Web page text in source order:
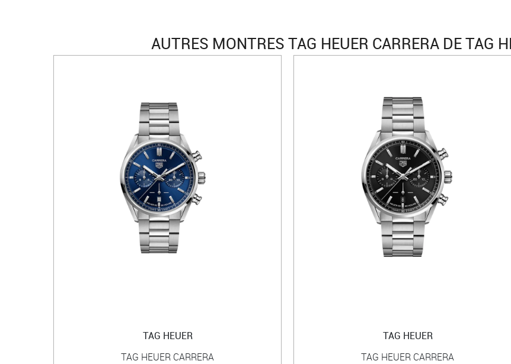
AUTRES MONTRES TAG HEUER CARRERA DE TAG
TAG HEUER
TAG HEUER CARRERA
TAG HEUER
TAG HEUER CARRERA